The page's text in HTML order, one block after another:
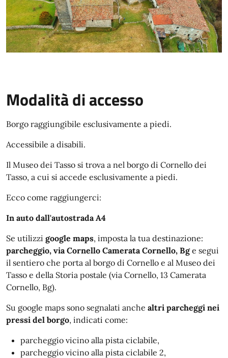
Modalità di accesso
Borgo raggiungibile esclusivamente a piedi.
Accessibile a disabili.
Il Museo dei Tasso si trova a nel borgo di Cornello dei
Tasso, a cui si accede esclusivamente a piedi.
Ecco come raggiungerci:
In auto dall'autostrada A4
Se utilizzi google maps, imposta la tua destinazione:
parcheggio, via Cornello Camerata Cornello, Bge segui
il sentiero che porta al borgo di Cornello e al Museo dei
Tasso e della Storia postale (via Cornello, 13 Camerata
Cornello, Bg).
Su google maps sono segnalati anche altri parcheggi nei
pressi del borgo, indicati come:
parcheggio vicino alla pista ciclabile,
parcheggio vicino alla pista ciclabile 2,